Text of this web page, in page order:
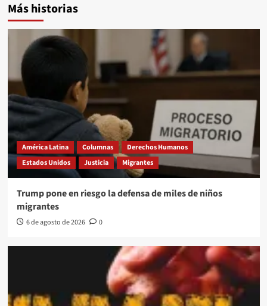
Más historias
América Latina Columnas
Derechos Humanos
Estados Unidos
Justicia Migrantes
Trump pone en riesgo la defensa de miles de niños
migrantes
6 de agosto de 2026 0